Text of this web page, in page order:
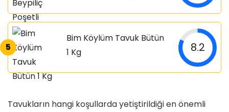
5
Bim Köylüm Tavuk Bütün
1 Kg
8.2
Tavukların hangi koşullarda yetiştirildiği en önemli